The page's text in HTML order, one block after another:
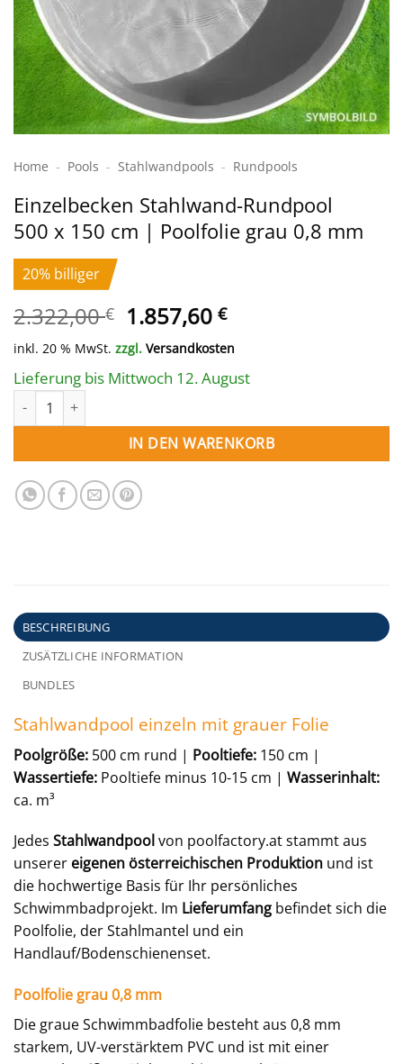
Home - Pools - Stahlwand­pools - Rundpools
Einzelbecken Stahl­wand-Rundpool
500 x 150 cm | Poolfolie grau 0,8 mm
20% billiger
2.322,00€ Ursprünglicher
Preis
war:
2.322,00 €
1.857,60€Aktueller
ist:
1.857,60 €.
inkl. 20 % MwSt. zzgl. Versandkosten
Lieferung bis Mittwoch 12. August
Einzelbecken Stahl­wand-Rundpool 500 x 150 cm | Poolfolie
IN DEN WARENKORB
BESCHREIBUNG
ZUSÄTZLICHE INFORMATION
BUNDLES
Stahlwandpool einzeln mit grauer Folie
Poolgröße: 500 cm rund | Pooltiefe: 150 cm |
Wassertiefe: Pooltiefe minus 10-15 cm | Wasserinhalt:
ca. m³
Jedes Stahlwandpoolvon poolfactory.at stammt aus
unserer eigenen österreichischen Produktion und ist
die hochwertige Basis für Ihr persönliches
Schwimmbadprojekt. Im Lieferumfang befindet sich die
Poolfolie, der Stahlmantel und ein
Handlauf/Bodenschienenset.
Poolfolie grau 0,8 mm
Die graue Schwimmbadfolie besteht aus 0,8 mm
starkem, UV-verstärktem PVC und ist mit einer